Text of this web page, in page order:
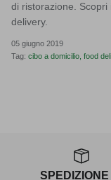
di ristorazione.
delivery.
05 giugno 2019
Tag: cibo a domicilio food
SPEDIZIONE